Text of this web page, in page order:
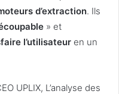
d’extraction. Ils
» et
l’utilisateur en un
UPLIX, L’analyse des